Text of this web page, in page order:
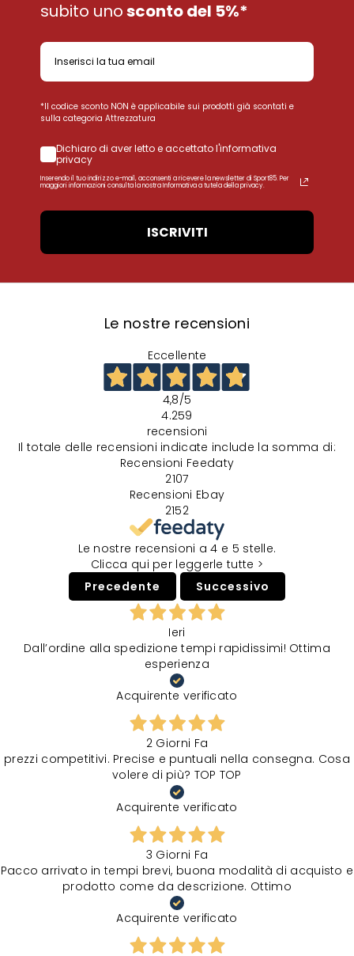
subito unosconto del 5%*
*Il codice sconto NON è applicabile sui prodotti già scontati e
sulla categoria Attrezzatura
Dichiaro di aver letto e accettato l'informativa
privacy
Inserendo il tuo indirizzo e-mail, acconsenti a ricevere la newsletter di Sport85. Per
maggiori informazioni consulta la nostra Informativa a tutela della privacy.
ISCRIVITI
Le nostre recensioni
Eccellente
4,8/5
4.259
recensioni
Il totale delle recensioni indicate include la somma di:
Recensioni Feedaty
2107
Recensioni Ebay
2152
Le nostre recensioni a 4 e 5 stelle.
Clicca qui per leggerle tutte >
Precedente
Successivo
Ieri
Dall’ordine alla spedizione tempi rapidissimi! Ottima
esperienza
Acquirente verificato
2 Giorni Fa
prezzi competitivi. Precise e puntuali nella consegna. Cosa
volere di più? TOP TOP
Acquirente verificato
3 Giorni Fa
Pacco arrivato in tempi brevi, buona modalità di acquisto e
prodotto come da descrizione. Ottimo
Acquirente verificato